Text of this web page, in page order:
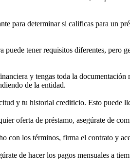
para determinar si calificas para un
puede tener requisitos diferentes, pero
y tengas toda la
de la entidad.
y tu historial crediticio. Esto puede
oferta de préstamo, asegúrate de
con los términos, firma el contrato y
de hacer los pagos mensuales a